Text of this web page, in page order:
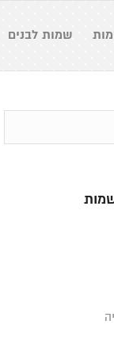
שמות לבנים